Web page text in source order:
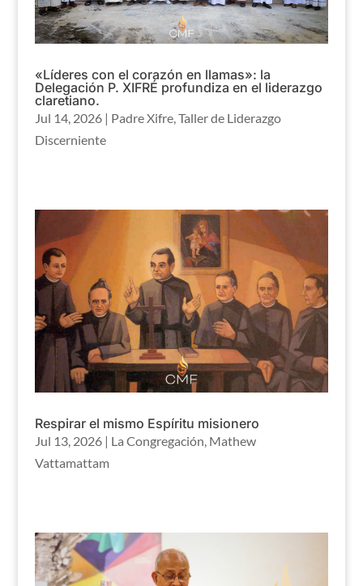
«Líderes con el corazón en llamas»: la
Delegación P. XIFRÉ profundiza en el liderazgo
claretiano.
Jul 14, 2026| Padre Xifre, Taller de Liderazgo
Discerniente
Respirar el mismo Espíritu misionero
Jul 13, 2026| La Congregación, Mathew
Vattamattam